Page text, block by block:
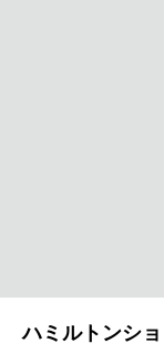
ハミルトンシ